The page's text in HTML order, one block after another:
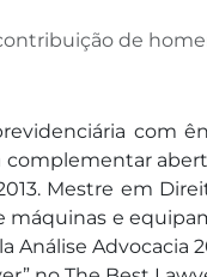
de
com
Mestre em
máquinas e
Análise Advocacia